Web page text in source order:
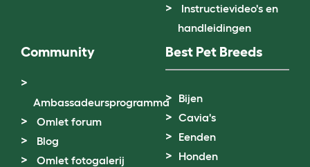
Instructievideo's en
handleidingen
Community
Ambassadeursprogramma
Omlet forum
Blog
Omlet fotogalerij
Best Pet Breeds
Bijen
Cavia's
Eenden
Honden